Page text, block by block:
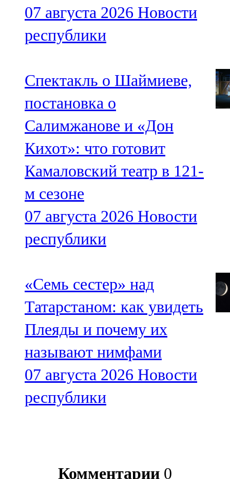
07 августа 2026 Новости
республики
Спектакль о Шаймиеве,
постановка о
Салимжанове и «Дон
Кихот»: что готовит
Камаловский театр в 121-
м сезоне
07 августа 2026 Новости
республики
«Семь сестер» над
Татарстаном: как увидеть
Плеяды и почему их
называют нимфами
07 августа 2026 Новости
республики
Комментарии 0